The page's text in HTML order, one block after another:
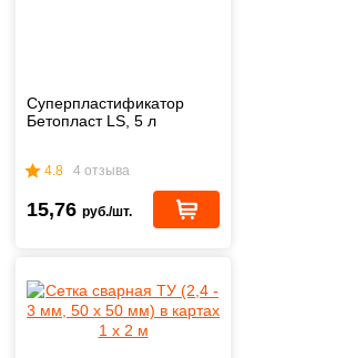
Суперпластификатор
Бетопласт LS, 5 л
4.8 4 отзыва
15,76 руб./шт.